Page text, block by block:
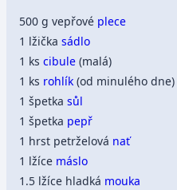
500 g vepřové plece
1 lžičkasádlo
1 kscibule (malá)
1 ks rohlík (od minulého dne)
1 špetkasůl
1 špetka pepř
1 hrst petrželová nať
1 lžíce máslo
1.5 lžíce hladká mouka